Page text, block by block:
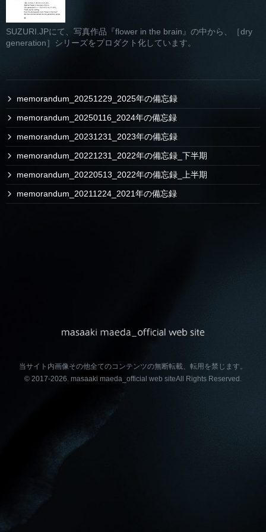
SUZURI.JPにて、写真作品『flower in the brain』の中から、［dry
generation］シリーズをプロダクト化しています。
memorandum_20251229_2025年の備忘録
memorandum_20250116_2024年の備忘録
memorandum_20231231_2023年の備忘録
memorandum_20221231_2022年の備忘録_下半期
memorandum_20220513_2022年の備忘録_上半期
memorandum_20211224_2021年の備忘録
当サイト内画像その他全てのコンテンツの無断転載、転用を禁じます。
© 2017-2026. masaaki maeda_official web siteAll Rights Reserved.